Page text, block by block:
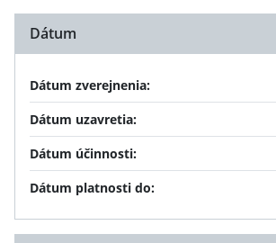
Dátum
Dátum zverejnenia:
Dátum uzavretia:
Dátum účinnosti:
Dátum platnosti do: